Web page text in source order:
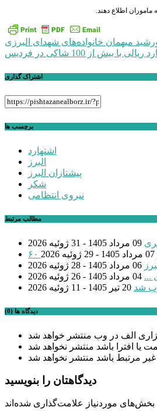
راهبری
نوشته
میهمان خانواده‌های شهدای البرزی
بیش از 100 شاکی در فردیس
اشتراک گذاری
برچسب ها
اشتهارد
البرز
پیشتازان البرز
شکر
نیروی انتظامی
مطالب مرتبط
09 مرداد 1405 - 31 ژوئیه 2026
07 مرداد 1405 - 29 ژوئیه 2026
06 مرداد 1405 - 28 ژوئیه 2026
04 مرداد 1405 - 26 ژوئیه 2026
شد 20 تیر 1405 - 11 ژوئیه 2026
دیدگاه ها (0)
دیدگاهتان را بنویسید